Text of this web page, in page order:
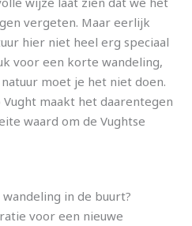
vergeten. Maar eerlijk
hier niet heel erg speciaal
voor een korte wandeling,
moet je het niet doen.
maakt het daarentegen
waard om de Vughtse
in de buurt?
voor een nieuwe